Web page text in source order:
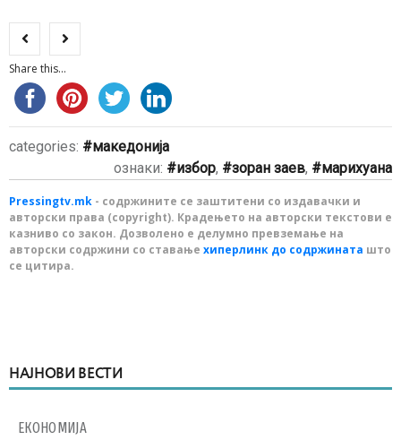
Share this...
categories:
македонија
ознаки:
избор, зоран заев, марихуана
Pressingtv.mk - содржините се заштитени со издавачки и
авторски права (copyright). Крадењето на авторски текстови е
казниво со закон. Дозволено е делумно превземање на
авторски содржини со ставање хиперлинк до содржината што
се цитира.
НАЈНОВИ ВЕСТИ
ЕКОНОМИЈА